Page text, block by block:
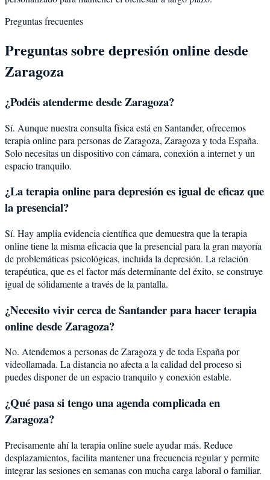
Preguntas frecuentes
Preguntas sobre depresiónonline desde
Zaragoza
¿Podéis atenderme desdeZaragoza?
Sí. Aunque nuestra consulta física está en Santander, ofrecemos
terapia online para personas deZaragoza, Zaragoza y toda España.
Solo necesitas un dispositivo con cámara, conexión a internet y un
espacio tranquilo.
¿La terapia online paradepresiónes igual de eficaz que
la presencial?
Sí. Hay amplia evidencia científica que demuestra que la terapia
online tiene la misma eficacia que la presencial para la gran mayoría
de problemáticas psicológicas, incluida la depresión. La relación
terapéutica, que es el factor más determinante del éxito, se construye
igual de sólidamente a través de la pantalla.
¿Necesito vivir cerca de Santander para hacer terapia
online desde Zaragoza?
No. Atendemos a personas de Zaragoza y de toda España por
videollamada. La distancia no afecta a la calidad del proceso si
puedes disponer de un espacio tranquilo y conexión estable.
¿Qué pasa si tengo una agenda complicada en
Zaragoza?
Precisamente ahí la terapia online suele ayudar más. Reduce
desplazamientos, facilita mantener una frecuencia regular y permite
integrar las sesiones en semanas con mucha carga laboral o familiar.